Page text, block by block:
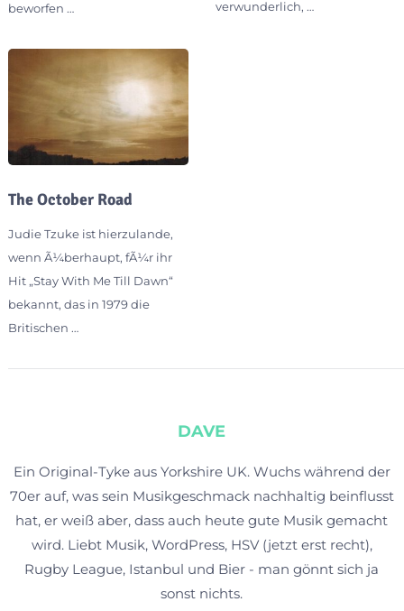
beworfen … verwunderlich, …
The October Road
Judie Tzuke ist hierzulande,
wenn Ã¼berhaupt, fÃ¼r ihr
Hit „Stay With Me Till Dawn“
bekannt, das in 1979 die
Britischen …
DAVE
Ein Original-Tyke aus Yorkshire UK. Wuchs während der
70er auf, was sein Musikgeschmack nachhaltig beinflusst
hat, er weiß aber, dass auch heute gute Musik gemacht
wird. Liebt Musik, WordPress, HSV (jetzt erst recht),
Rugby League, Istanbul und Bier - man gönnt sich ja
sonst nichts.